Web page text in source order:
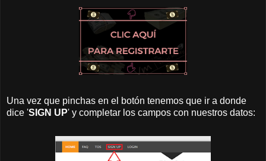
Una vez que pinchas en el botón tenemos que ir a donde
dice 'SIGN UP' y completar los campos con nuestros datos: